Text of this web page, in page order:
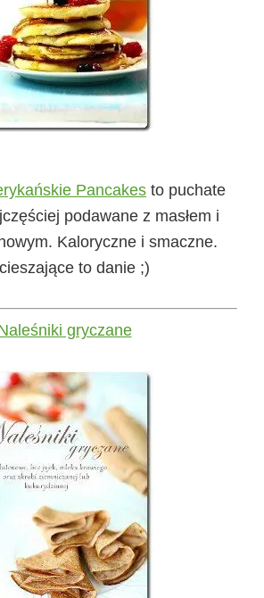
Pancakes to puchate
podawane z masłem i
Kaloryczne i smaczne.
to danie ;)
gryczane